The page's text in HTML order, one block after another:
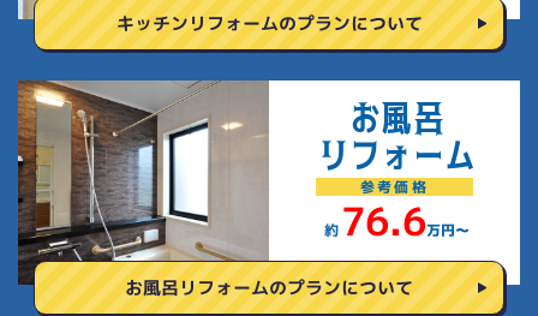
キッチンリフォームのプランについて
お風呂
リフォーム
参考価格
約 76.6万円〜
お風呂リフォームのプランについて